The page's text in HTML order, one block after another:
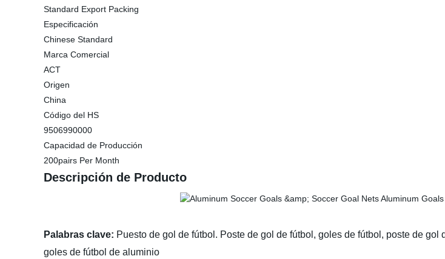
Standard Export Packing
Especificación
Chinese Standard
Marca Comercial
ACT
Origen
China
Código del HS
9506990000
Capacidad de Producción
200pairs Per Month
Descripción de Producto
Palabras clave: Puesto de gol de fútbol. Poste de gol de fútbol, goles de fútbol, poste de
goles de fútbol de aluminio